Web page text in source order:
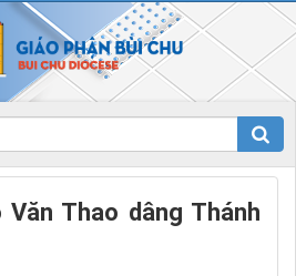
Văn Thao dâng Thánh